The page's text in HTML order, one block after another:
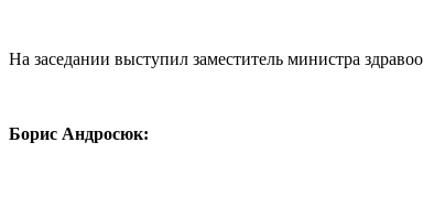
На заседании выступил заместитель министра
Борис Андросюк: